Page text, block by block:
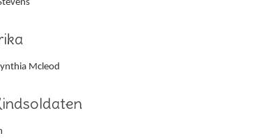
Mcleod